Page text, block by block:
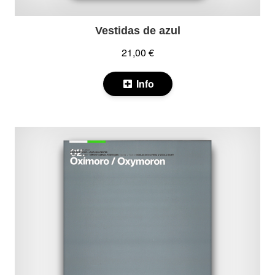
Vestidas de azul
21,00 €
Info